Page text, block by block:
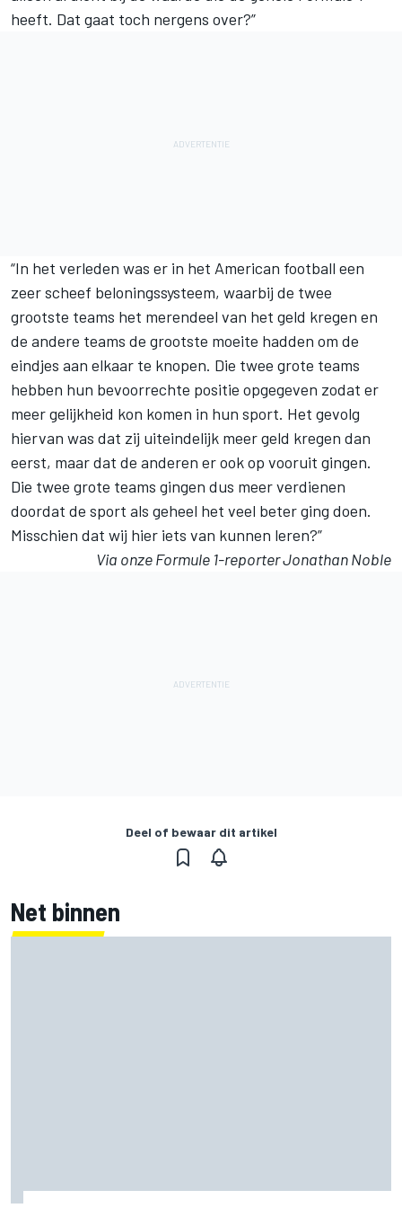
heeft. Dat gaat toch nergens over?”
“In het verleden was er in het American football een
zeer scheef beloningssysteem, waarbij de twee
grootste teams het merendeel van het geld kregen en
de andere teams de grootste moeite hadden om de
eindjes aan elkaar te knopen. Die twee grote teams
hebben hun bevoorrechte positie opgegeven zodat er
meer gelijkheid kon komen in hun sport. Het gevolg
hiervan was dat zij uiteindelijk meer geld kregen dan
eerst, maar dat de anderen er ook op vooruit gingen.
Die twee grote teams gingen dus meer verdienen
doordat de sport als geheel het veel beter ging doen.
Misschien dat wij hier iets van kunnen leren?”
Via onze Formule 1-reporter Jonathan Noble
Deel of bewaar dit artikel
Net binnen